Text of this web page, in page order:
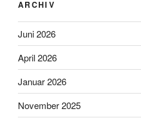
ARCHIV
Juni 2026
April 2026
Januar 2026
November 2025